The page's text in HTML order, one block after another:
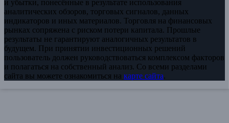
и убытки, понесённые в результате использования
аналитических обзоров, торговых сигналов, данных
индикаторов и иных материалов. Торговля на финансовых
рынках сопряжена с риском потери капитала. Прошлые
результаты не гарантируют аналогичных результатов в
будущем. При принятии инвестиционных решений
пользователь должен руководствоваться комплексом факторов
и полагаться на собственный анализ. Со всеми разделами
сайта вы можете ознакомиться на карте сайта.